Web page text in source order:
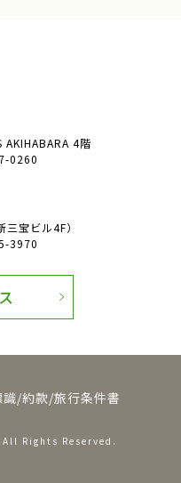
4階
0260
宝ビル4F）
3970
識/約款/旅行条件書
All Rights Reserved.